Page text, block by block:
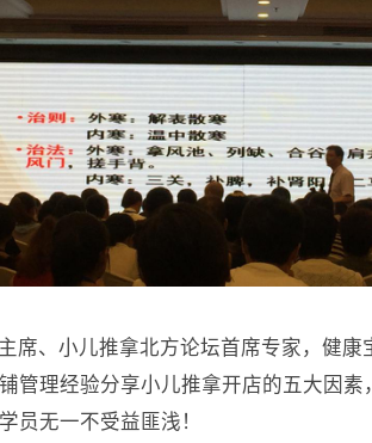
席、小儿推拿北方论坛首席专家，健康
管理经验分享小儿推拿开店的五大因
员无一不受益匪浅！